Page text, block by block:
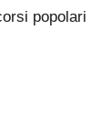
popolari